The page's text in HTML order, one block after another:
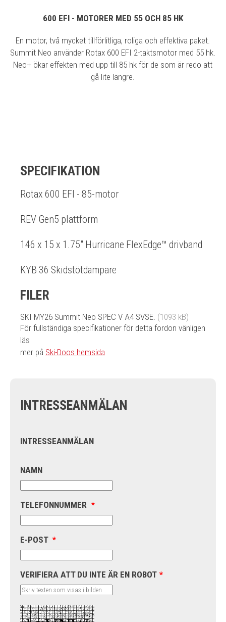
600 EFI - MOTORER MED 55 OCH 85 HK
En motor, två mycket tillförlitliga, roliga och effektiva paket.
Summit Neo använder Rotax 600 EFI 2-taktsmotor med 55 hk.
Neo+ ökar effekten med upp till 85 hk för de som är redo att
gå lite längre.
SPECIFIKATION
Rotax 600 EFI - 85-motor
REV Gen5 plattform
146 x 15 x 1.75" Hurricane FlexEdge™ drivband
KYB 36 Skidstötdämpare
FILER
SKI MY26 Summit Neo SPEC V A4 SVSE. (1093 kB)
För fullständiga specifikationer för detta fordon vänligen
läs
mer på Ski-Doos hemsida
INTRESSEANMÄLAN
INTRESSEANMÄLAN
NAMN
TELEFONNUMMER *
E-POST *
VERIFIERA ATT DU INTE ÄR EN ROBOT *